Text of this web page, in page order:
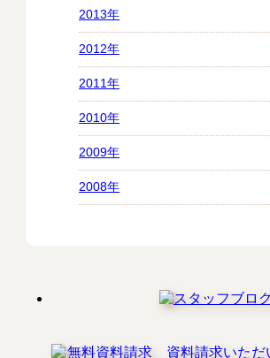
2013年
2012年
2011年
2010年
2009年
2008年